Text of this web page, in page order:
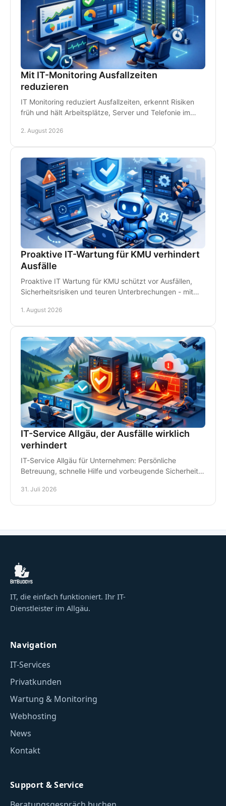
Mit IT-Monitoring Ausfallzeiten
reduzieren
IT Monitoring reduziert Ausfallzeiten, erkennt Risiken
früh und hält Arbeitsplätze, Server und Telefonie im
2. August 2026
Proaktive IT-Wartung für KMU verhindert
Ausfälle
Proaktive IT Wartung für KMU schützt vor Ausfällen,
Sicherheitsrisiken und teuren Unterbrechungen - mit
1. August 2026
IT-Service Allgäu, der Ausfälle wirklich
verhindert
IT-Service Allgäu für Unternehmen: Persönliche
Betreuung, schnelle Hilfe und vorbeugende Sicherheit
31. Juli 2026
IT, die einfach funktioniert. Ihr IT-
Dienstleister im Allgäu.
Navigation
IT-Services
Privatkunden
Wartung & Monitoring
Webhosting
News
Kontakt
Support & Service